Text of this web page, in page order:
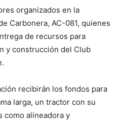
organizados en la
Carbonera, AC-081, quienes
de recursos para
y construcción del Club
recibirán los fondos para
larga, un tractor con su
como alineadora y